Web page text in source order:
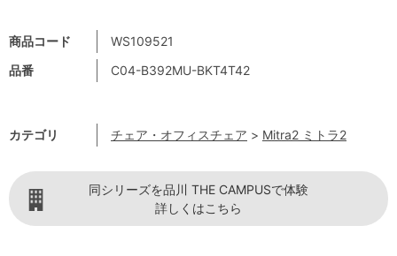
商品コード
WS109521
品番
C04-B392MU-BKT4T42
カテゴリ チェア・オフィスチェア > Mitra2 ミトラ2
同シリーズを品川 THE CAMPUSで体験
詳しくはこちら